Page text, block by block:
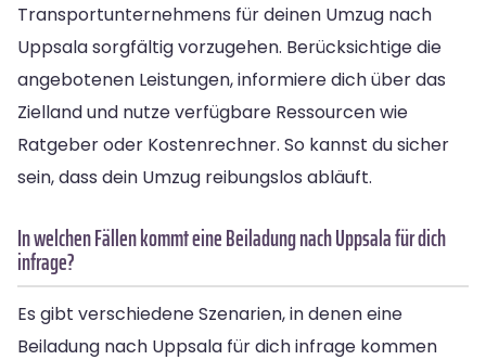
Transportunternehmens für deinen Umzug nach
Uppsala sorgfältig vorzugehen. Berücksichtige die
angebotenen Leistungen, informiere dich über das
Zielland und nutze verfügbare Ressourcen wie
Ratgeber oder Kostenrechner. So kannst du sicher
sein, dass dein Umzug reibungslos abläuft.
In welchen Fällen kommt eine Beiladung nach Uppsala für dich
infrage?
Es gibt verschiedene Szenarien, in denen eine
Beiladung nach Uppsala für dich infrage kommen